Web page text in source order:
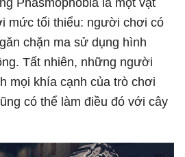
mức tối thiểu: người chơi có
chặn ma sử dụng hình
Tất nhiên, những người
mọi khía cạnh của trò chơi
có thể làm điều đó với cây